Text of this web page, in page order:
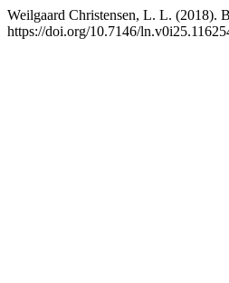
Weilgaard Christensen, L. L. (2018).
https://doi.org/10.7146/